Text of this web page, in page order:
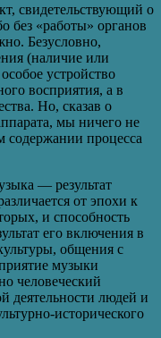
свидетельствующий о
без «работы» органов
Безусловно,
(наличие или
устройство
восприятия, а в
Но, сказав о
мы ничего не
содержании процесса
— результат
от эпохи к
и способность
его включения в
общения с
музыки
человеческий
деятельности людей и
исторического